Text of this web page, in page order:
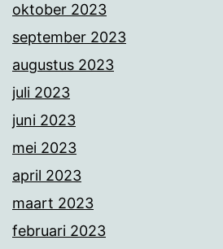
oktober 2023
september 2023
augustus 2023
juli 2023
juni 2023
mei 2023
april 2023
maart 2023
februari 2023